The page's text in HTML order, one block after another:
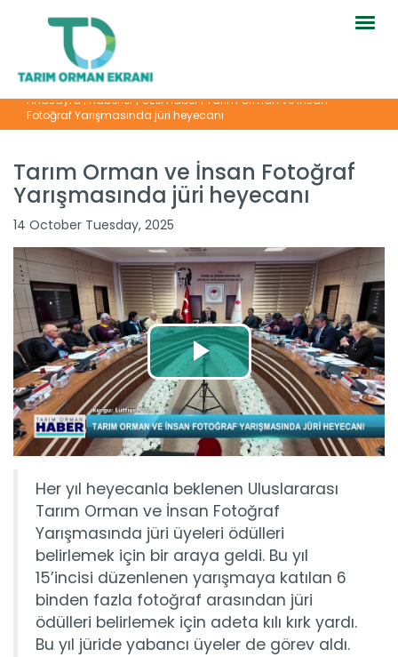
Anasayfa|Haberler|Özel Haber|Tarım Orman ve İnsan
Fotoğraf Yarışmasında jüri heyecanı
Tarım Orman ve İnsan Fotoğraf
Yarışmasında jüri heyecanı
14 October Tuesday, 2025
Her yıl heyecanla beklenen Uluslararası
Tarım Orman ve İnsan Fotoğraf
Yarışmasında jüri üyeleri ödülleri
belirlemek için bir araya geldi. Bu yıl
15’incisi düzenlenen yarışmaya katılan 6
binden fazla fotoğraf arasından jüri
ödülleri belirlemek için adeta kılı kırk yardı.
Bu yıl jüride yabancı üyeler de görev aldı.